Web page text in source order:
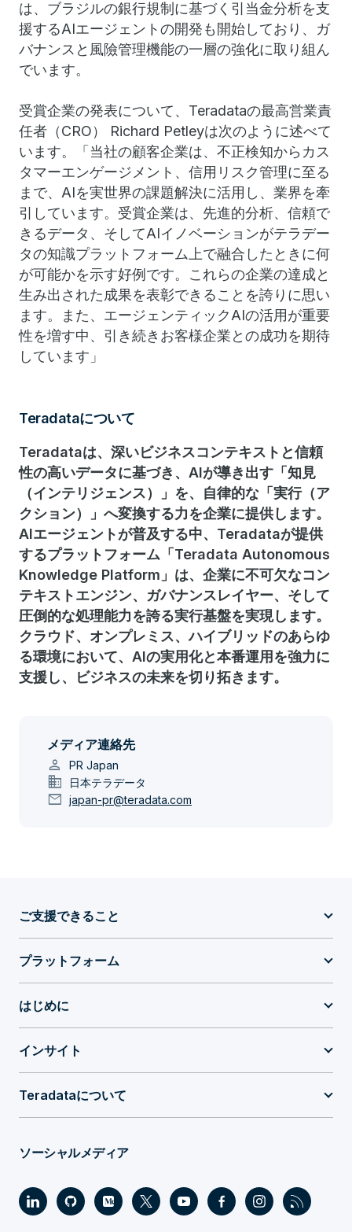
は、ブラジルの銀行規制に基づく引当金分析を支
援するAIエージェントの開発も開始しており、ガ
バナンスと風險管理機能の一層の強化に取り組ん
でいます。
受賞企業の発表について、Teradataの最高営業責
任者（CRO） Richard Petleyは次のように述べて
います。「当社の顧客企業は、不正検知からカス
タマーエンゲージメント、信用リスク管理に至る
まで、AIを実世界の課題解決に活用し、業界を牽
引しています。受賞企業は、先進的分析、信頼で
きるデータ、そしてAIイノベーションがテラデー
タの知識プラットフォーム上で融合したときに何
が可能かを示す好例です。これらの企業の達成と
生み出された成果を表彰できることを誇りに思い
ます。また、エージェンティックAIの活用が重要
性を増す中、引き続きお客様企業との成功を期待
しています」
Teradataについて
Teradataは、深いビジネスコンテキストと信頼
性の高いデータに基づき、AIが導き出す「知見
（インテリジェンス）」を、自律的な「実行（ア
クション）」へ変換する力を企業に提供します。
AIエージェントが普及する中、Teradataが提供
するプラットフォーム「Teradata Autonomous
Knowledge Platform」は、企業に不可欠なコン
テキストエンジン、ガバナンスレイヤー、そして
圧倒的な処理能力を誇る実行基盤を実現します。
クラウド、オンプレミス、ハイブリッドのあらゆ
る環境において、AIの実用化と本番運用を強力に
支援し、ビジネスの未来を切り拓きます。
メディア連絡先
person PR Japan
domain 日本テラデータ
mail japan-pr@teradata.com
ご支援できること
プラットフォーム
はじめに
インサイト
Teradataについて
ソーシャルメディア